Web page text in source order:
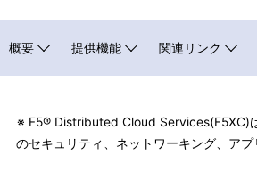
置
カ
ル
ビ
概要 提供機能 関連リンク
※ F5® Distributed Cloud Services(F5XC)
のセキュリティ、ネットワーキング、ア